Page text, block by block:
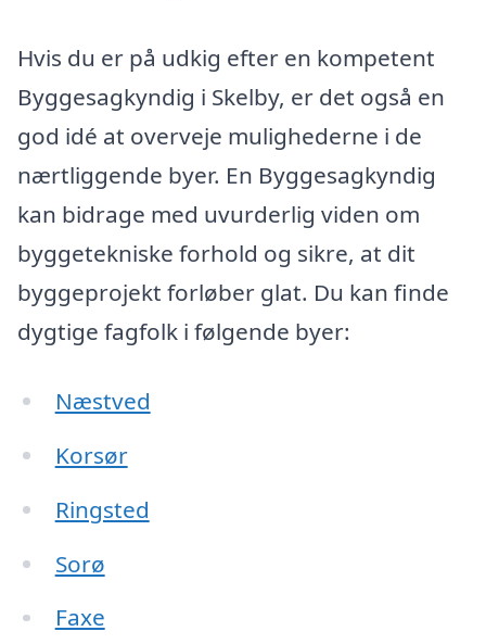
Hvis du er på udkig efter en kompetent
Byggesagkyndig i Skelby, er det også en
god idé at overveje mulighederne i de
nærtliggende byer. En Byggesagkyndig
kan bidrage med uvurderlig viden om
byggetekniske forhold og sikre, at dit
byggeprojekt forløber glat. Du kan finde
dygtige fagfolk i følgende byer:
Næstved
Korsør
Ringsted
Sorø
Faxe